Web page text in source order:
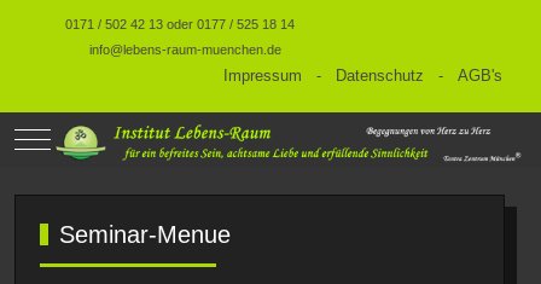
0171 / 502 42 13 oder 0177 / 525 18 14
info@lebens-raum-muenchen.de
Impressum - Datenschutz - AGB's
Mobile Menu Toggle
Seminar-Menue